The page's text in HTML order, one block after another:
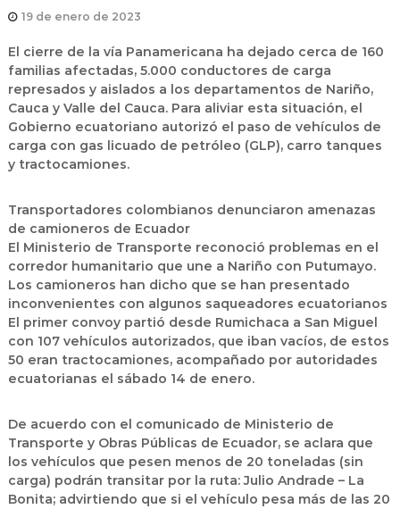
19 de enero de 2023
El cierre de la vía Panamericana ha dejado cerca de 160
familias afectadas, 5.000 conductores de carga
represados y aislados a los departamentos de Nariño,
Cauca y Valle del Cauca. Para aliviar esta situación, el
Gobierno ecuatoriano autorizó el paso de vehículos de
carga con gas licuado de petróleo (GLP), carro tanques
y tractocamiones.
Transportadores colombianos denunciaron amenazas
de camioneros de Ecuador
El Ministerio de Transporte reconoció problemas en el
corredor humanitario que une a Nariño con Putumayo.
Los camioneros han dicho que se han presentado
inconvenientes con algunos saqueadores ecuatorianos
El primer convoy partió desde Rumichaca a San Miguel
con 107 vehículos autorizados, que iban vacíos, de estos
50 eran tractocamiones, acompañado por autoridades
ecuatorianas el sábado 14 de enero.
De acuerdo con el comunicado de Ministerio de
Transporte y Obras Públicas de Ecuador, se aclara que
los vehículos que pesen menos de 20 toneladas (sin
carga) podrán transitar por la ruta: Julio Andrade – La
Bonita; advirtiendo que si el vehículo pesa más de las 20